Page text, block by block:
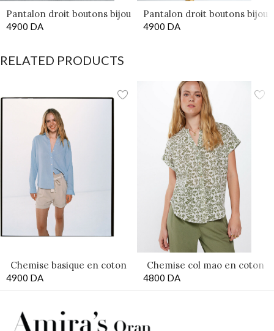
Pantalon droit boutons bijou
4900 DA
Pantalon droit boutons bijou
4900 DA
RELATED PRODUCTS
Chemise basique en coton
4900 DA
Chemise col mao en coton
4800 DA